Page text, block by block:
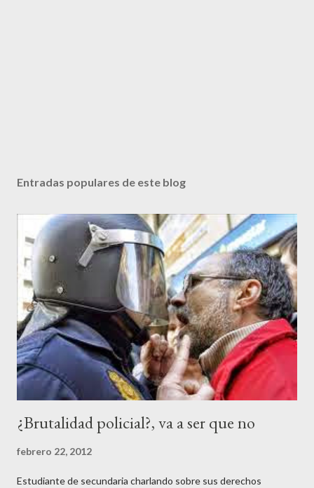
Entradas populares de este blog
¿Brutalidad policial?, va a ser que no
febrero 22, 2012
Estudiante de secundaria charlando sobre sus derechos